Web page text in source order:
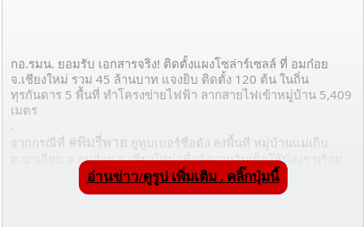
กอ.รมน. ยอมรับ เอกสารจริง! ติดตั้งแผงโซล่าร์เซลล์ ที่ อมก๋อย
จ.เชียงใหม่ รวม 45 ล้านบาท แจงยิบ ติดตั้ง 120 ต้น ในถิ่น
ทุรกันดาร 5 พื้นที่ ทำโครงข่ายไฟฟ้า ลากสายไฟเข้าหมู่บ้าน 5,409
เมตร
.
จากกรณีที่ #พิมรี่พาย ยูทูบเบอร์ชื่อดัง ลงพื้นที่ หมู่บ้านแม่เกิบ
ต.นาเกียน อ.อมก๋อย จ.เชียงใหม่ เพื่อจัดงานวันเด็กให้น้องๆ พร้อม
ควักกระเป๋ากว่า 5 แสนบาท ติดตั้งแผงโซล่าร์เซลล์ให้หมู่บ้านดัง
กล่าวมีไฟฟ้าใช้ จนได้รับเสียงชื่นชม
อ่านข่าว/ดูรูป เพิ่มเติม . คลิ๊กปุ่มนี้